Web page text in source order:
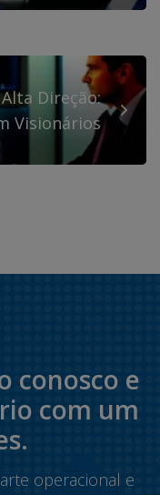
Direção:
Visionários
conosco e
com um
operacional e